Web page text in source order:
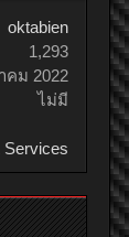
oktabien
1,293
คม 2022
ไม่มี
Services